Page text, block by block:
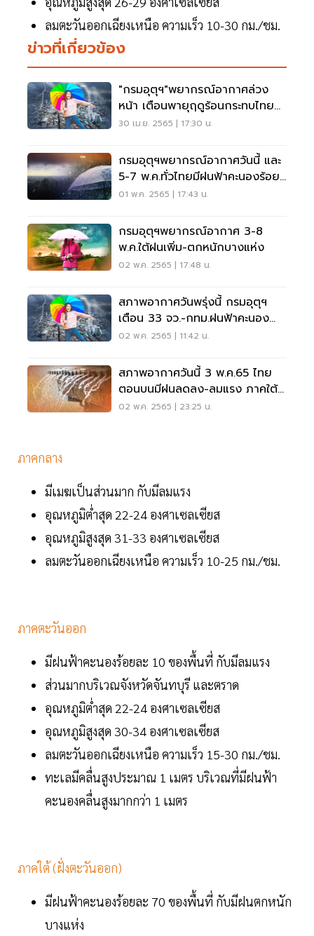
ลมตะวันออกเฉียงเหนือ ความเร็ว 10-30 กม./ชม.
ข่าวที่เกี่ยวข้อง
"กรมอุตุฯ"พยากรณ์อากาศล่วง
หน้า เตือนพายุฤดูร้อนกระทบไทย
หลายพื้นที่
30 เม.ย. 2565 | 17:30 น.
กรมอุตุฯพยากรณ์อากาศวันนี้ และ
5-7 พ.ค.ทั่วไทยมีฝนฟ้าคะนองร้อย
ละ60-70
01 พ.ค. 2565 | 17:43 น.
กรมอุตุฯพยากรณ์อากาศ 3-8
พ.ค.ใต้ฝนเพิ่ม-ตกหนักบางแห่ง
02 พ.ค. 2565 | 17:48 น.
สภาพอากาศวันพรุ่งนี้ กรมอุตุฯ
เตือน 33 จว.-กทม.ฝนฟ้าคะนอง
ฝนตกหนักบางแห่ง
02 พ.ค. 2565 | 11:42 น.
สภาพอากาศวันนี้ 3 พ.ค.65 ไทย
ตอนบนมีฝนลดลง-ลมแรง ภาคใต้
ฝนเพิ่มมากขึ้น
02 พ.ค. 2565 | 23:25 น.
ภาคกลาง
มีเมฆเป็นส่วนมาก กับมีลมแรง
อุณหภูมิต่ำสุด 22-24 องศาเซลเซียส
อุณหภูมิสูงสุด 31-33 องศาเซลเซียส
ลมตะวันออกเฉียงเหนือ ความเร็ว 10-25 กม./ชม.
ภาคตะวันออก
มีฝนฟ้าคะนองร้อยละ 10 ของพื้นที่ กับมีลมแรง
ส่วนมากบริเวณจังหวัดจันทบุรี และตราด
อุณหภูมิต่ำสุด 22-24 องศาเซลเซียส
อุณหภูมิสูงสุด 30-34 องศาเซลเซียส
ลมตะวันออกเฉียงเหนือ ความเร็ว 15-30 กม./ชม.
ทะเลมีคลื่นสูงประมาณ 1 เมตร บริเวณที่มีฝนฟ้า
คะนองคลื่นสูงมากกว่า 1 เมตร
ภาคใต้ (ฝั่งตะวันออก)
มีฝนฟ้าคะนองร้อยละ 70 ของพื้นที่ กับมีฝนตกหนัก
บางแห่ง